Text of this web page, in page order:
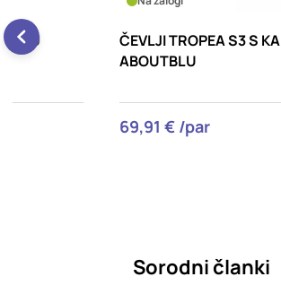
ČEVLJI TROPEA S3 S KAPICO ČRNI,
ABOUTBLU
69,91 € /par
Sorodni članki